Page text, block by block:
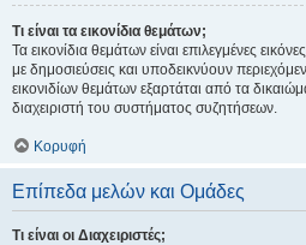
Τι είναι τα εικονίδια θεμάτων;
Τα εικονίδια θεμάτων είναι επιλεγμένες
με δημοσιεύσεις και υποδεικνύουν
εικονιδίων θεμάτων εξαρτάται από τα
διαχειριστή του συστήματος συζητήσεων.
Κορυφή
Επίπεδα μελών και Ομάδες
Τι είναι οι Διαχειριστές;